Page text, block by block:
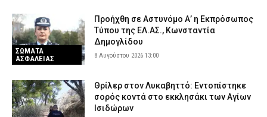
ΣΩΜΑΤΑ
ΑΣΦΑΛΕΙΑΣ
Προήχθη σε Αστυνόμο Α’ η Εκπρόσωπος
Τύπου της ΕΛ.ΑΣ., Κωνσταντία
Δημογλίδου
8 Αυγούστου 2026 13:00
Θρίλερ στον Λυκαβηττό: Εντοπίστηκε
σορός κοντά στο εκκλησάκι των Αγίων
Ισιδώρων